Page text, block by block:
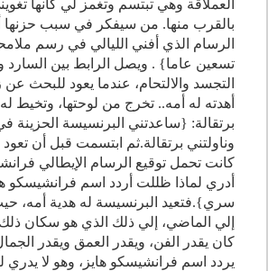
العملاقة وهي تبتسم وتغمز لي كأنها
بالقرب منها. من سيفكر في سبب
الرسام الذي أفني الليالي في رسم
تسعين عاما} . ويصل الرابط بين السارد
التجسد والالتحام، عندما يعود للبحث
أهدته له أمه.. تخرج من لوحتها، وتخيط
برتقالة: {ساعدتني البرنسيسة الحزينة
وناولتني برتقالة.ثم ابتسمت قبل أن تعود
كانت تحمل توقيع الرسام الإيطالي
أدري لماذا ظللت أردد اسم فرانشيسكو
سري}.فتعيد البرنسيسة له هدية أمه،
إلي الماضي، إلي ذلك الذي هو سكان
كان يقدر الفن، ويقدر العمق ويقدر
يردد اسم فرانشيسكو هايز، وهو لا يدري